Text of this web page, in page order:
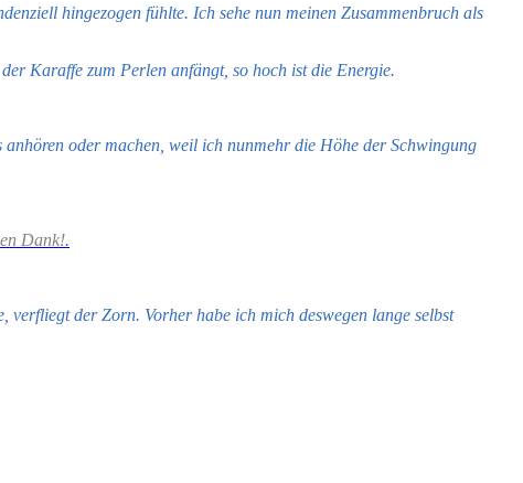
hingezogen fühlte. Ich sehe nun meinen Zusammenbruch als
Karaffe zum Perlen anfängt, so hoch ist die Energie.
oder machen, weil ich nunmehr die Höhe der Schwingung
Dank!.
verfliegt der Zorn. Vorher habe ich mich deswegen lange selbst